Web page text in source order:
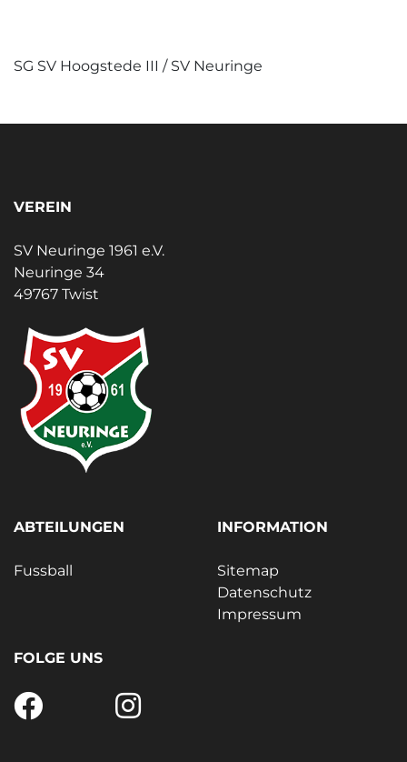
SG SV Hoogstede III / SV Neuringe
VEREIN
SV Neuringe 1961 e.V.
Neuringe 34
49767 Twist
ABTEILUNGEN
Fussball
INFORMATION
Sitemap
Datenschutz
Impressum
FOLGE UNS